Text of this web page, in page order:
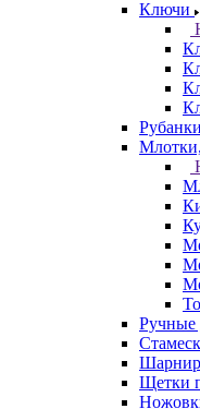
Ключи
Рубанки
Ручные
Щетки